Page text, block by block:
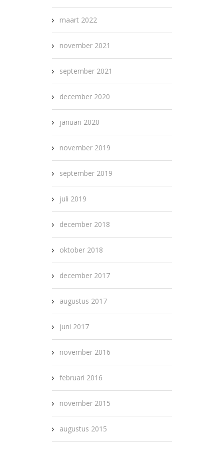
maart 2022
november 2021
september 2021
december 2020
januari 2020
november 2019
september 2019
juli 2019
december 2018
oktober 2018
december 2017
augustus 2017
juni 2017
november 2016
februari 2016
november 2015
augustus 2015